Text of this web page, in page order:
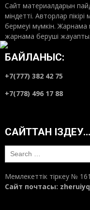
Сайт материалдарын
міндетті. Авторлар
бермеуі мүмкін.
жарнама беруші жауапты.
БАЙЛАНЫС:
+7(777) 382 42 75
+7(778) 496 17 88
САЙТТАН ІЗДЕУ…
Search
for:
Мемлекеттік тіркеу №
Сайт почтасы: